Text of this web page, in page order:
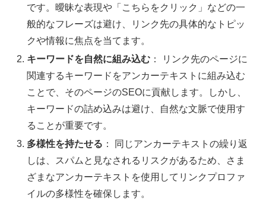
です。曖昧な表現や「こちらをクリック」などの一
般的なフレーズは避け、リンク先の具体的なトピッ
クや情報に焦点を当てます。
キーワードを自然に組み込む ： リンク先のページに
関連するキーワードをアンカーテキストに組み込む
ことで、そのページのSEOに貢献します。しかし、
キーワードの詰め込みは避け、自然な文脈で使用す
ることが重要です。
多様性を持たせる ： 同じアンカーテキストの繰り返
しは、スパムと見なされるリスクがあるため、さま
ざまなアンカーテキストを使用してリンクプロファ
イルの多様性を確保します。